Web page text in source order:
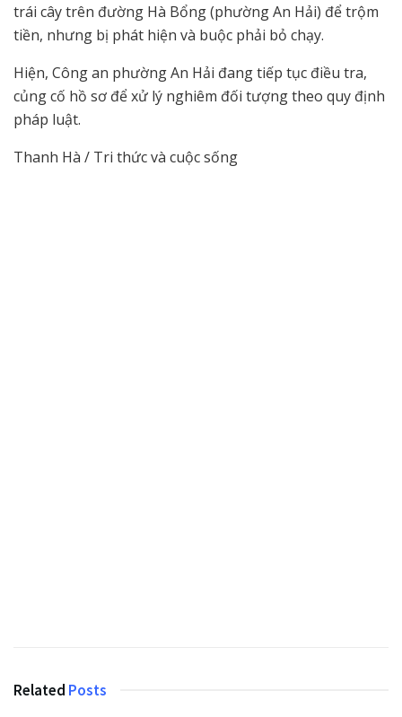
trái cây trên đường Hà Bổng (phường An Hải) để trộm
tiền, nhưng bị phát hiện và buộc phải bỏ chạy.
Hiện, Công an phường An Hải đang tiếp tục điều tra,
củng cố hồ sơ để xử lý nghiêm đối tượng theo quy định
pháp luật.
Thanh Hà / Tri thức và cuộc sống
Related Posts